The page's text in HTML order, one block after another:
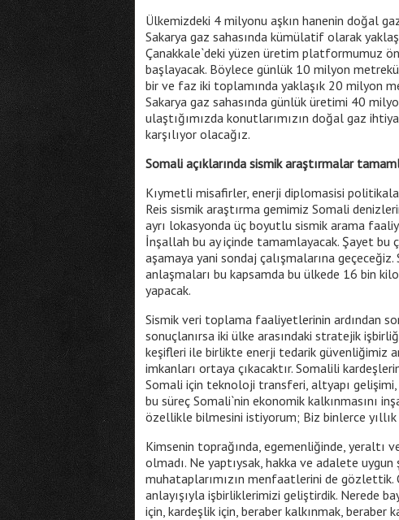
Ülkemizdeki 4 milyonu aşkın hanenin doğal
Sakarya gaz sahasında kümülatif olarak
Çanakkale`deki yüzen üretim platformumuz
başlayacak. Böylece günlük 10 milyon
bir ve faz iki toplamında yaklaşık 20 milyon
Sakarya gaz sahasında günlük üretimi 40
ulaştığımızda konutlarımızın doğal gaz
karşılıyor olacağız.
Somali açıklarında sismik araştırmalar
Kıymetli misafirler, enerji diplomasisi
Reis sismik araştırma gemimiz Somali
ayrı lokasyonda üç boyutlu sismik arama
İnşallah bu ay içinde tamamlayacak. Şayet
aşamaya yani sondaj çalışmalarına
anlaşmaları bu kapsamda bu ülkede 16 bin
yapacak.
Sismik veri toplama faaliyetlerinin ardından
sonuçlanırsa iki ülke arasındaki stratejik
keşifleri ile birlikte enerji tedarik güvenliğimiz
imkanları ortaya çıkacaktır. Somalili
Somali için teknoloji transferi, altyapı gelişimi,
bu süreç Somali`nin ekonomik kalkınmasını
özellikle bilmesini istiyorum; Biz binlerce
Kimsenin toprağında, egemenliğinde, yeraltı
olmadı. Ne yaptıysak, hakka ve adalete
muhataplarımızın menfaatlerini de gözlettik.
anlayışıyla işbirliklerimizi geliştirdik. Nerede
için, kardeşlik için, beraber kalkınmak, beraber